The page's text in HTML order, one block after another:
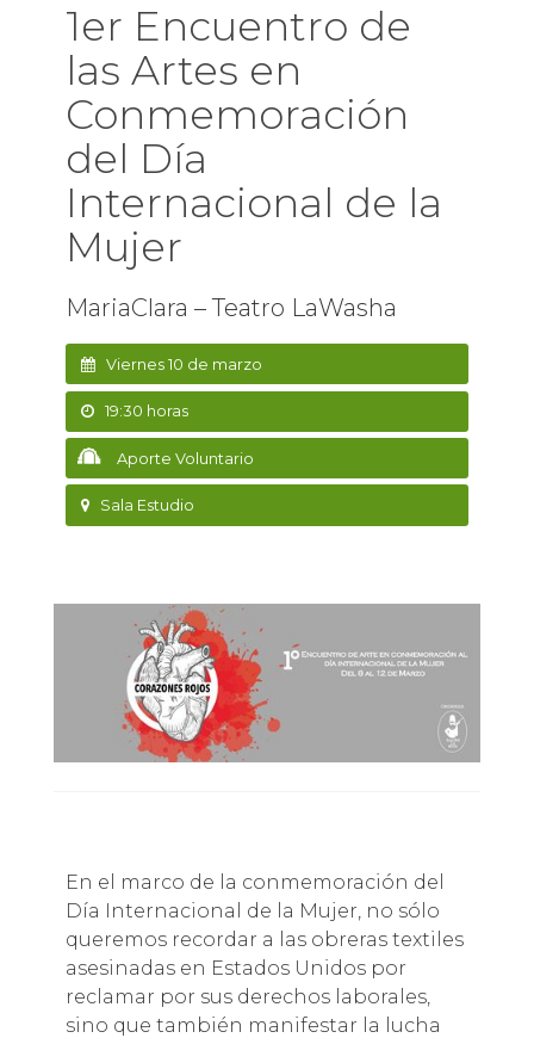
1er Encuentro de
las Artes en
Conmemoración
del Día
Internacional de la
Mujer
MariaClara – Teatro LaWasha
Viernes 10 de marzo
19:30 horas
Aporte Voluntario
Sala Estudio
En el marco de la conmemoración del
Día Internacional de la Mujer, no sólo
queremos recordar a las obreras textiles
asesinadas en Estados Unidos por
reclamar por sus derechos laborales,
sino que también manifestar la lucha